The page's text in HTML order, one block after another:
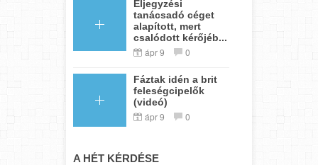
Eljegyzési
tanácsadó céget
alapított, mert
csalódott kérőjéb...
ápr 9 0
Fáztak idén a brit
feleségcipelők
(videó)
ápr 9 0
A HÉT KÉRDÉSE